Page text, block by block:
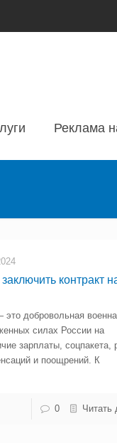
Реклама
контракт
добровольная
силах России на
зарплаты, соцпакета,
и поощрений. К
0 Читать